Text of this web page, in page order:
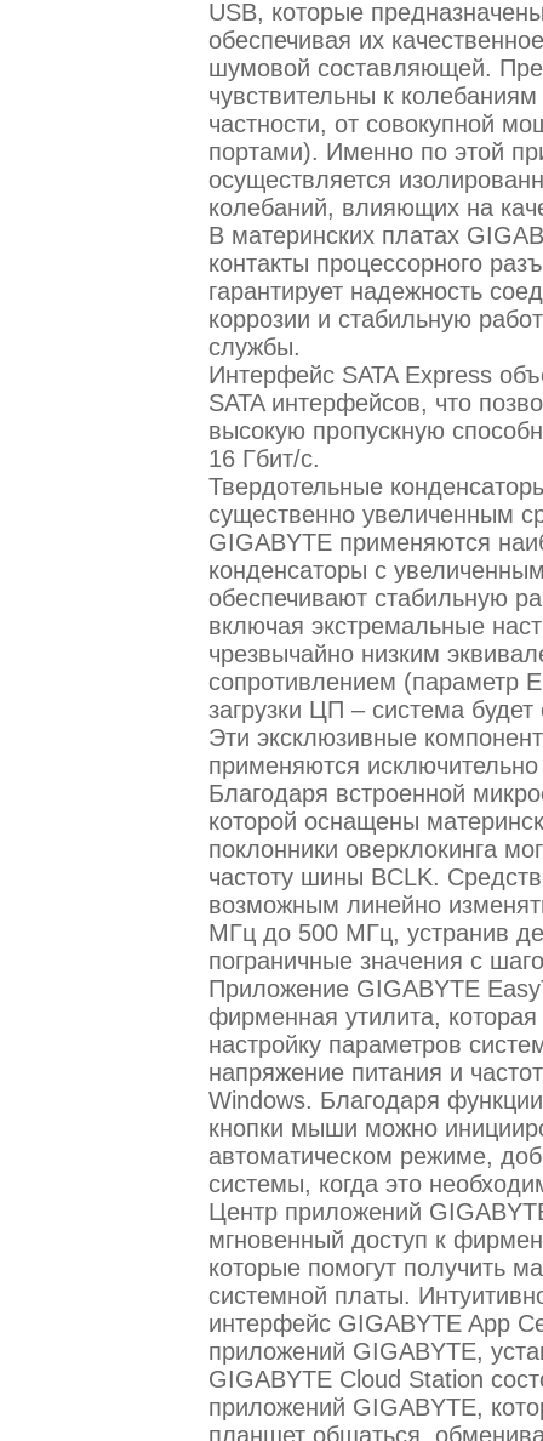
USB, которые
обеспечивая их
шумовой составляющей.
чувствительны к
частности, от совокупной
портами). Именно по этой
осуществляется
колебаний, влияющих на
В материнских платах
контакты процессорного
гарантирует надежность
коррозии и стабильную
службы.
Интерфейс SATA Express
SATA интерфейсов, что
высокую пропускную
16 Гбит/с.
Твердотельные
существенно увеличенным
GIGABYTE применяются
конденсаторы с
обеспечивают стабильную
включая экстремальные
чрезвычайно низким
сопротивлением (параметр
загрузки ЦП – система
Эти эксклюзивные
применяются
Благодаря встроенной
которой оснащены
поклонники оверклокинга
частоту шины BCLK.
возможным линейно
МГц до 500 МГц, устранив
пограничные значения с
Приложение GIGABYTE
фирменная утилита,
настройку параметров
напряжение питания и
Windows. Благодаря
кнопки мыши можно
автоматическом режиме,
системы, когда это
Центр приложений
мгновенный доступ к
которые помогут получить
системной платы.
интерфейс GIGABYTE App
приложений GIGABYTE,
GIGABYTE Cloud Station
приложений GIGABYTE,
планшет общаться,